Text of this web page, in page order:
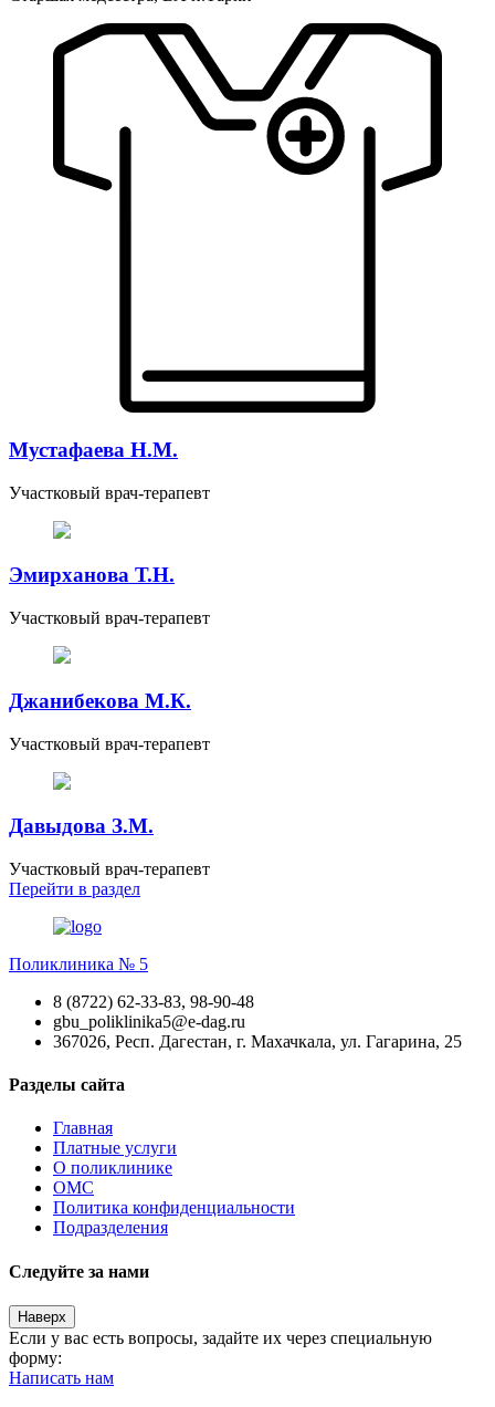
Мустафаева Н.М.
Участковый врач-терапевт
Эмирханова Т.Н.
Участковый врач-терапевт
Джанибекова М.К.
Участковый врач-терапевт
Давыдова З.М.
Участковый врач-терапевт
Перейти в раздел
Поликлиника № 5
8 (8722) 62-33-83, 98-90-48
gbu_poliklinika5@e-dag.ru
367026, Респ. Дагестан, г. Махачкала, ул. Гагарина, 25
Разделы сайта
Главная
Платные услуги
О поликлинике
ОМС
Политика конфиденциальности
Подразделения
Следуйте за нами
Наверх
Если у вас есть вопросы, задайте их через специальную
форму:
Написать нам